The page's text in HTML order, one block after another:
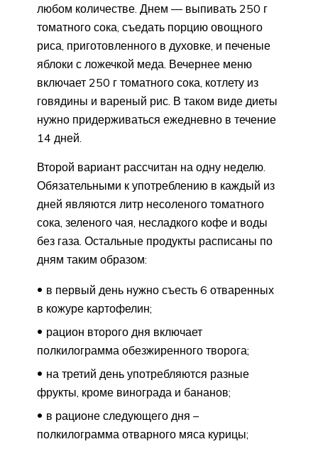
любом количестве. Днем — выпивать 250 г
томатного сока, съедать порцию овощного
риса, приготовленного в духовке, и печеные
яблоки с ложечкой меда. Вечернее меню
включает 250 г томатного сока, котлету из
говядины и вареный рис. В таком виде диеты
нужно придерживаться ежедневно в течение
14 дней.
Второй вариант рассчитан на одну неделю.
Обязательными к употреблению в каждый из
дней являются литр несоленого томатного
сока, зеленого чая, несладкого кофе и воды
без газа. Остальные продукты расписаны по
дням таким образом:
в первый день нужно съесть 6 отваренных
в кожуре картофелин;
рацион второго дня включает
полкилограмма обезжиренного творога;
на третий день употребляются разные
фрукты, кроме винограда и бананов;
в рационе следующего дня –
полкилограмма отварного мяса курицы;